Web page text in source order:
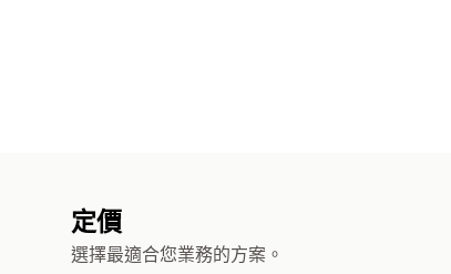
定價
選擇最適合您業務的方案。